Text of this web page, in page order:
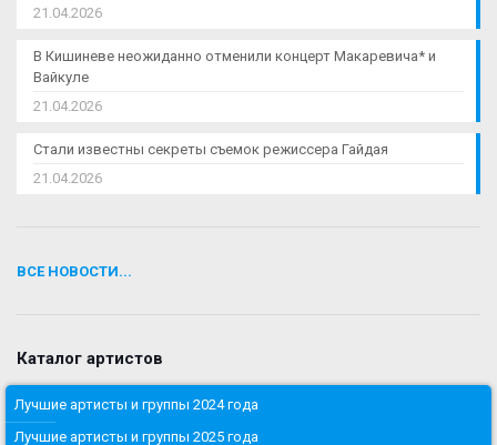
21.04.2026
В Кишиневе неожиданно отменили концерт Макаревича* и
Вайкуле
21.04.2026
Стали известны секреты съемок режиссера Гайдая
21.04.2026
ВСЕ НОВОСТИ...
Каталог артистов
Лучшие артисты и группы 2024 года
Лучшие артисты и группы 2025 года